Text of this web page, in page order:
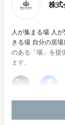
株式
人が集まる場 人
きる場 自分の居
のある「場」を提
ます。